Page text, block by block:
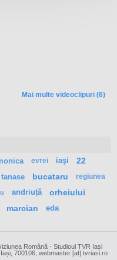
Mai multe videoclipuri (6)
evrei iaşi
22
tanase bucataru regiunea
andriuță orheiului
marcian eda
Română - Studioul TVR Iași
700106, webmaster [at] tvriasi.ro